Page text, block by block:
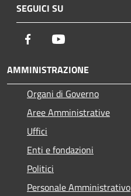
SEGUICI SU
Facebook
AMMINISTRAZIONE
Organi di Governo
Aree Amministrative
Uffici
Enti e fondazioni
Politici
Personale Amministrativo